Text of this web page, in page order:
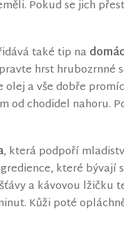
Pokud se jich
také tip na
hrst hrubozrnné
a vše dobře
od chodidel nahoru.
, která podpoří
které bývají
a kávovou lžičku
Kůži poté